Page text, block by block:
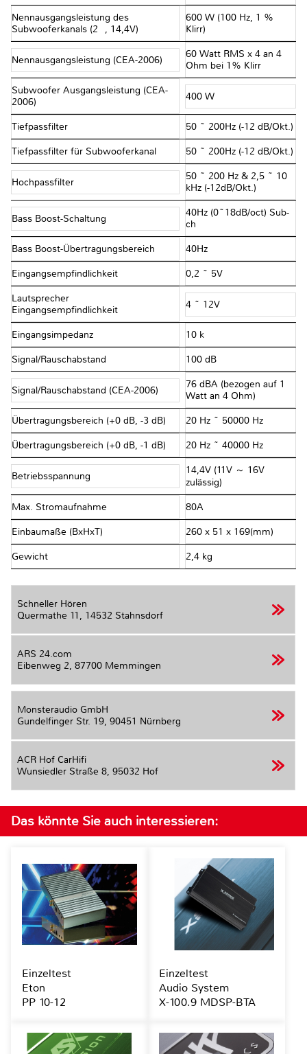
Nennausgangsleistung des
Subwooferkanals (2Ω, 14,4V)
600 W (100 Hz, 1 %
Klirr)
Nennausgangsleistung (CEA-2006)
60 Watt RMS x 4 an 4
Ohm bei 1% Klirr
Subwoofer Ausgangsleistung (CEA-
2006)
400 W
Tiefpassfilter 50 ~ 200Hz (-12 dB/Okt.)
Tiefpassfilter für Subwooferkanal 50 ~ 200Hz (-12 dB/Okt.)
Hochpassfilter
50 ~ 200 Hz & 2,5 ~ 10
kHz (-12dB/Okt.)
Bass Boost-Schaltung
40Hz (0~18dB/oct) Sub-
ch
Bass Boost-Übertragungsbereich 40Hz
Eingangsempfindlichkeit 0,2 ~ 5V
Lautsprecher
Eingangsempfindlichkeit
4 ~ 12V
Eingangsimpedanz 10 kΩ
Signal/Rauschabstand 100 dB
Signal/Rauschabstand (CEA-2006)
76 dBA (bezogen auf 1
Watt an 4 Ohm)
Übertragungsbereich (+0 dB, -3 dB) 20 Hz ~ 50000 Hz
Übertragungsbereich (+0 dB, -1 dB) 20 Hz ~ 40000 Hz
Betriebsspannung
14,4V (11V ～ 16V
zulässig)
Max. Stromaufnahme 80A
Einbaumaße (BxHxT) 260 x 51 x 169(mm)
Gewicht 2,4 kg
Schneller Hören
Quermathe 11, 14532 Stahnsdorf
ARS 24.com
Eibenweg 2, 87700 Memmingen
Monsteraudio GmbH
Gundelfinger Str. 19, 90451 Nürnberg
ACR Hof CarHifi
Wunsiedler Straße 8, 95032 Hof
Das könnte Sie auch interessieren:
Einzeltest
Eton
PP 10-12
Einzeltest
Audio System
X-100.9 MDSP-BTA